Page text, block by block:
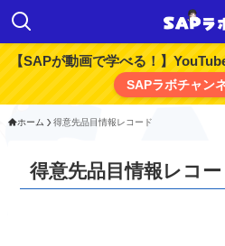
【SAPが動画で学べる！】
SAPラボチャン
ホーム 得意先品目情報レコード
得意先品目情報レコー